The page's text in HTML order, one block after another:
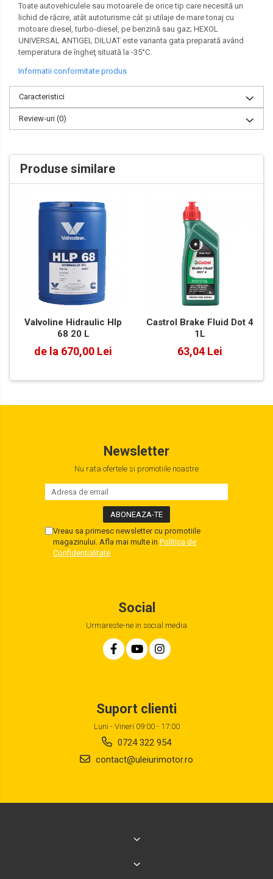
Toate autovehiculele sau motoarele de orice tip care necesită un
lichid de răcire, atât autoturisme cât şi utilaje de mare tonaj cu
motoare diesel, turbo-diesel, pe benzină sau gaz; HEXOL
UNIVERSAL ANTIGEL DILUAT este varianta gata preparată având
temperatura de îngheţ situată la -35°C.
Informatii conformitate produs
Caracteristici
Review-uri (0)
Produse similare
Valvoline Hidraulic Hlp
68 20 L
de la 670,00 Lei
Castrol Brake Fluid Dot 4
1L
63,04 Lei
Newsletter
Nu rata ofertele si promotiile noastre
Vreau sa primesc newsletter cu promotiile
magazinului. Afla mai multe in Politica de
Confidentialitate
Social
Urmareste-ne in social media
Suport clienti
Luni - Vineri 09:00 - 17:00
0724 322 954
contact@uleiurimotor.ro